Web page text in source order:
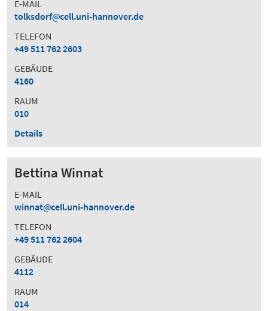
E-MAIL
tolksdorf
cell.uni-hannover.de
TELEFON
+49 511 762 2603
GEBÄUDE
4160
RAUM
010
Details
Bettina Winnat
E-MAIL
winnat
cell.uni-hannover.de
TELEFON
+49 511 762 2604
GEBÄUDE
4112
RAUM
014